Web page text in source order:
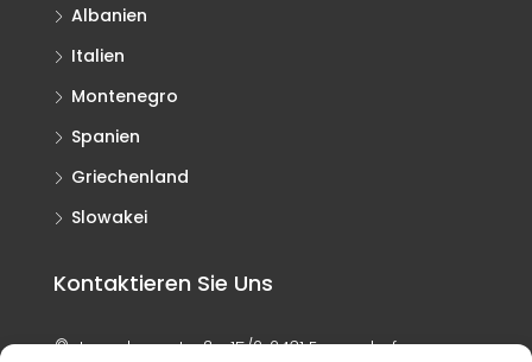
Albanien
Italien
Montenegro
Spanien
Griechenland
Slowakei
Kontaktieren Sie Uns
Lagerhausstraße 15/2, 2431 Enzersdorf